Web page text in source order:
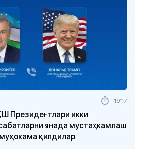
Президентлари икки
янада мустаҳкамлаш
қилдилар
19:17